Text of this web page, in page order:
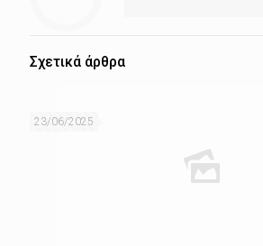
Σχετικά άρθρα
23/06/2025